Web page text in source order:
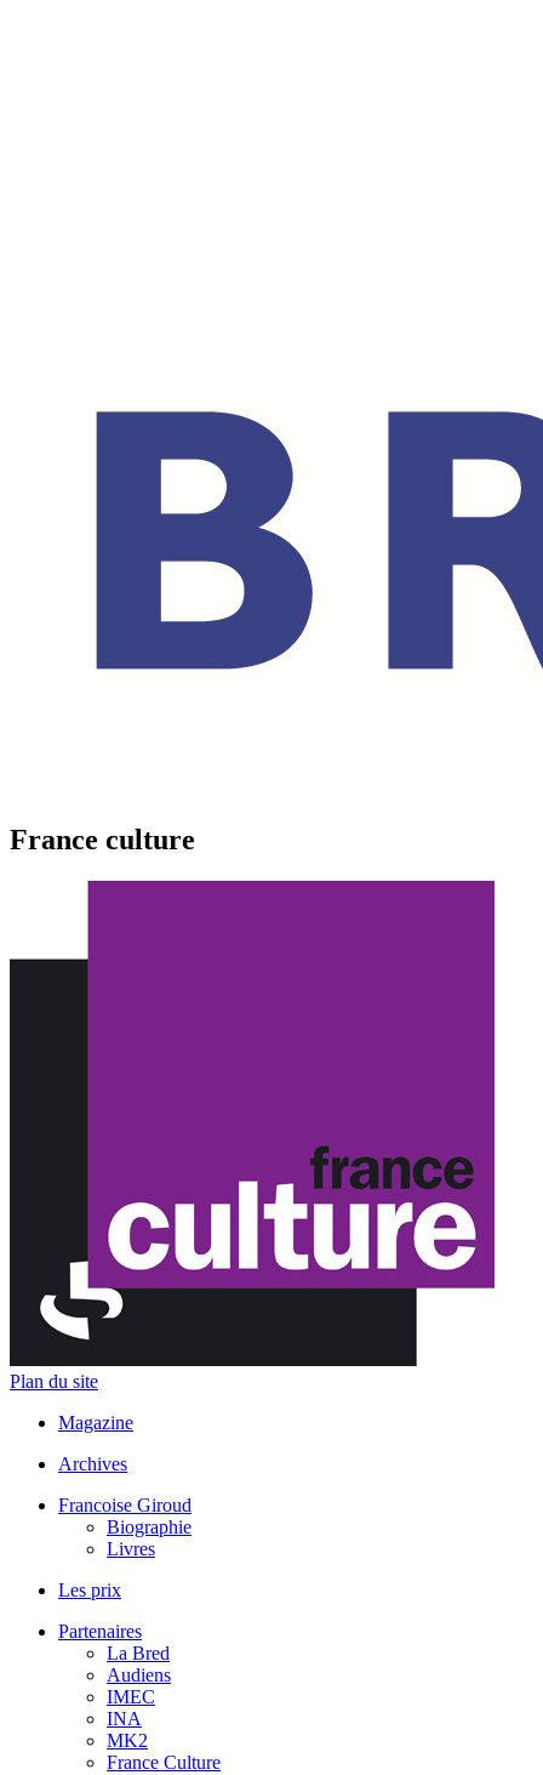
France culture
Plan du site
Magazine
Archives
Francoise Giroud
Biographie
Livres
Les prix
Partenaires
La Bred
Audiens
IMEC
INA
MK2
France Culture